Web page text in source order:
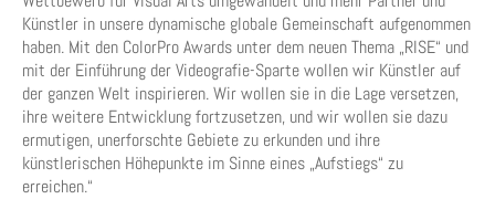
Künstler in unsere dynamische globale Gemeinschaft aufgenommen
haben. Mit den ColorPro Awards unter dem neuen Thema „RISE“ und
mit der Einführung der Videografie-Sparte wollen wir Künstler auf
der ganzen Welt inspirieren. Wir wollen sie in die Lage versetzen,
ihre weitere Entwicklung fortzusetzen, und wir wollen sie dazu
ermutigen, unerforschte Gebiete zu erkunden und ihre
künstlerischen Höhepunkte im Sinne eines „Aufstiegs“ zu
erreichen.“